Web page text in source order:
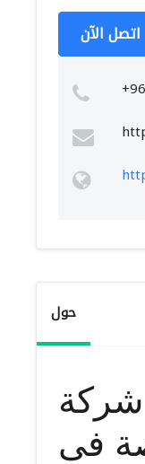
اتصل الآن
حول
شركة
فى